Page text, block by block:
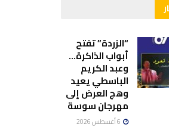
“الزردة” تفتح
أبواب الذاكرة…
وعبد الكريم
الباسطي يعيد
وهج العرض إلى
مهرجان سوسة